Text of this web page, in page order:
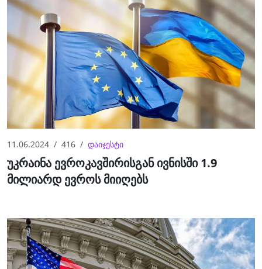
11.06.2024 416 დაიჯესტი
უკრაინა ევროკავშირისგან ივნისში 1.9
მილიარდ ევროს მიიღებს